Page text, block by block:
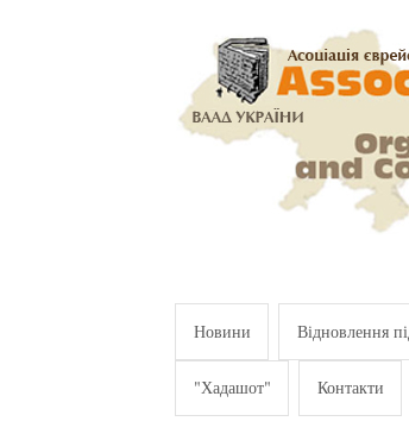
Новини Відновлення
"Хадашот" Контакти